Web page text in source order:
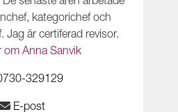
kategorichef och
Jag är certiferad revisor.
om Anna Sanvik
329129
E-post